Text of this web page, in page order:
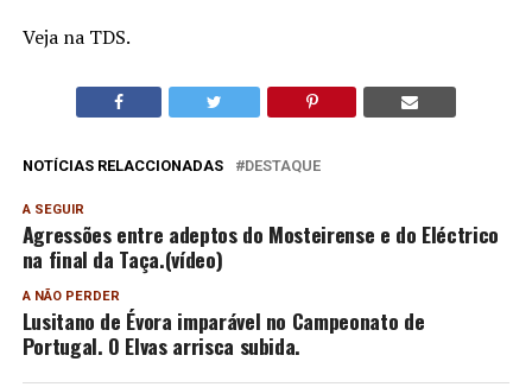
Veja na TDS.
NOTÍCIAS RELACCIONADAS DESTAQUE
A SEGUIR
Agressões entre adeptos do Mosteirense e do Eléctrico
na final da Taça.(vídeo)
A NÃO PERDER
Lusitano de Évora imparável no Campeonato de
Portugal. O Elvas arrisca subida.